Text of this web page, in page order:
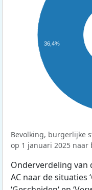
36,4%
Bevolking, burgerlijke
op 1 januari 2025
Onderverdeling van
AC naar de situaties